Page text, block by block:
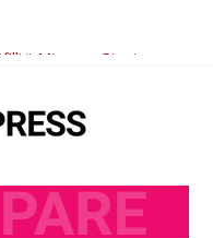
Mimoza Gjoni
i çeshtjës kombëtare